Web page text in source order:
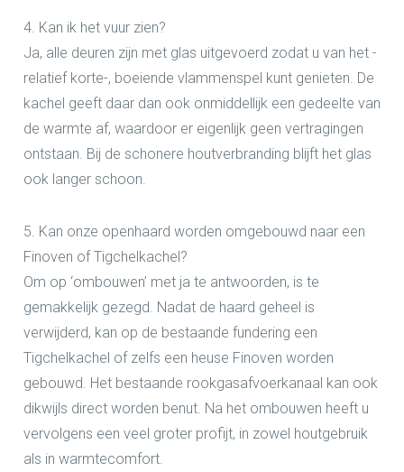
4. Kan ik het vuur zien?
Ja, alle deuren zijn met glas uitgevoerd zodat u van het -
relatief korte-, boeiende vlammenspel kunt genieten. De
kachel geeft daar dan ook onmiddellijk een gedeelte van
de warmte af, waardoor er eigenlijk geen vertragingen
ontstaan. Bij de schonere houtverbranding blijft het glas
ook langer schoon.
5. Kan onze openhaard worden omgebouwd naar een
Finoven of Tigchelkachel?
Om op ‘ombouwen’ met ja te antwoorden, is te
gemakkelijk gezegd. Nadat de haard geheel is
verwijderd, kan op de bestaande fundering een
Tigchelkachel of zelfs een heuse Finoven worden
gebouwd. Het bestaande rookgasafvoerkanaal kan ook
dikwijls direct worden benut. Na het ombouwen heeft u
vervolgens een veel groter profijt, in zowel houtgebruik
als in warmtecomfort.